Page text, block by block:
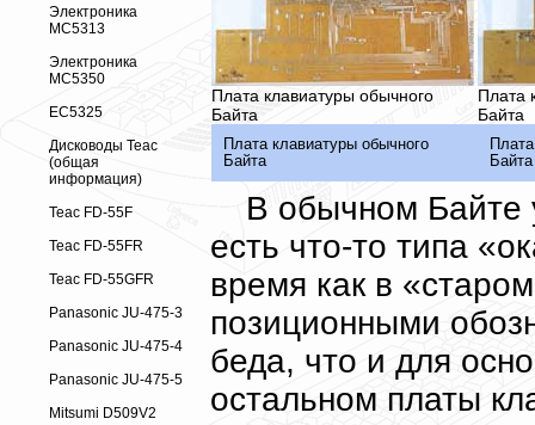
Электроника
МС5313
Электроника
МС5350
ЕС5325
Дисководы Teac
(общая
информация)
Teac FD-55F
Teac FD-55FR
Teac FD-55GFR
Panasonic JU-475-3
Panasonic JU-475-4
Panasonic JU-475-5
Mitsumi D509V2
Плата клавиатуры обычного
Байта
Плата
Байта
Плата клавиатуры обычного
Байта
Байта
В обычном Байте
есть что-то типа
время как в
позиционными
беда, что и для
остальном платы